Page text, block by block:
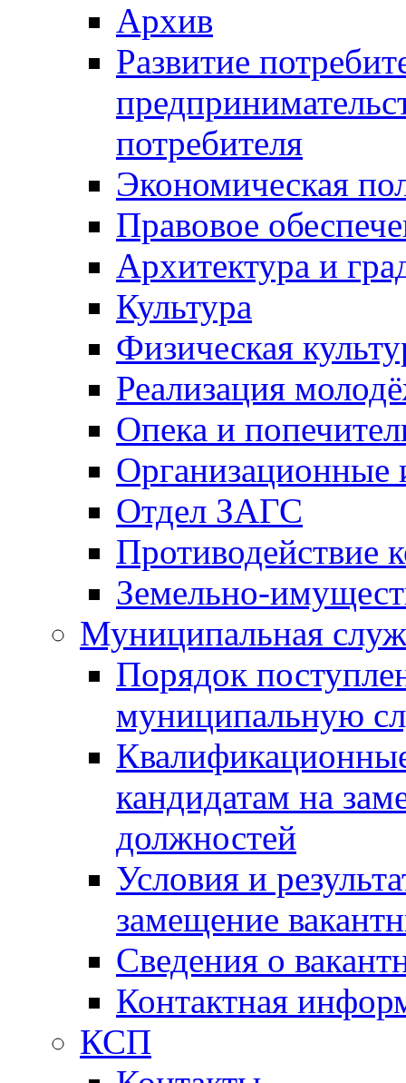
Архив
Развитие
потребителя
Экономическая
Правовое
Архитектура и
Культура
Физическая
Реализация
Опека и
Отдел ЗАГС
Противодействие
Земельно-
Муниципальная
Порядок
муниципальную
кандидатам на
должностей
Условия и
замещение
Сведения о
Контактная
КСП